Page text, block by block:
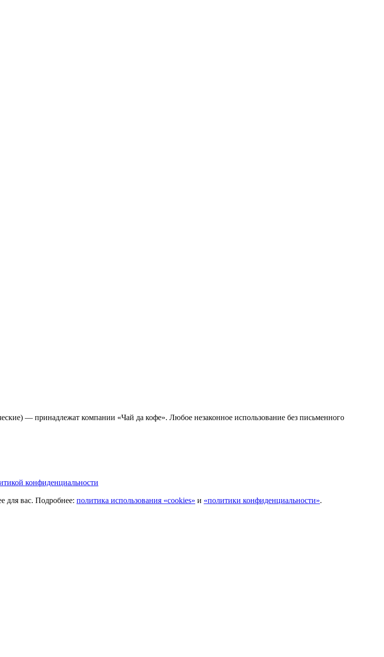
— принадлежат компании «Чай да кофе». Любое незаконное использование без письменного
конфиденциальности
для вас. Подробнее: политика использования «cookies» и «политики конфиденциальности».